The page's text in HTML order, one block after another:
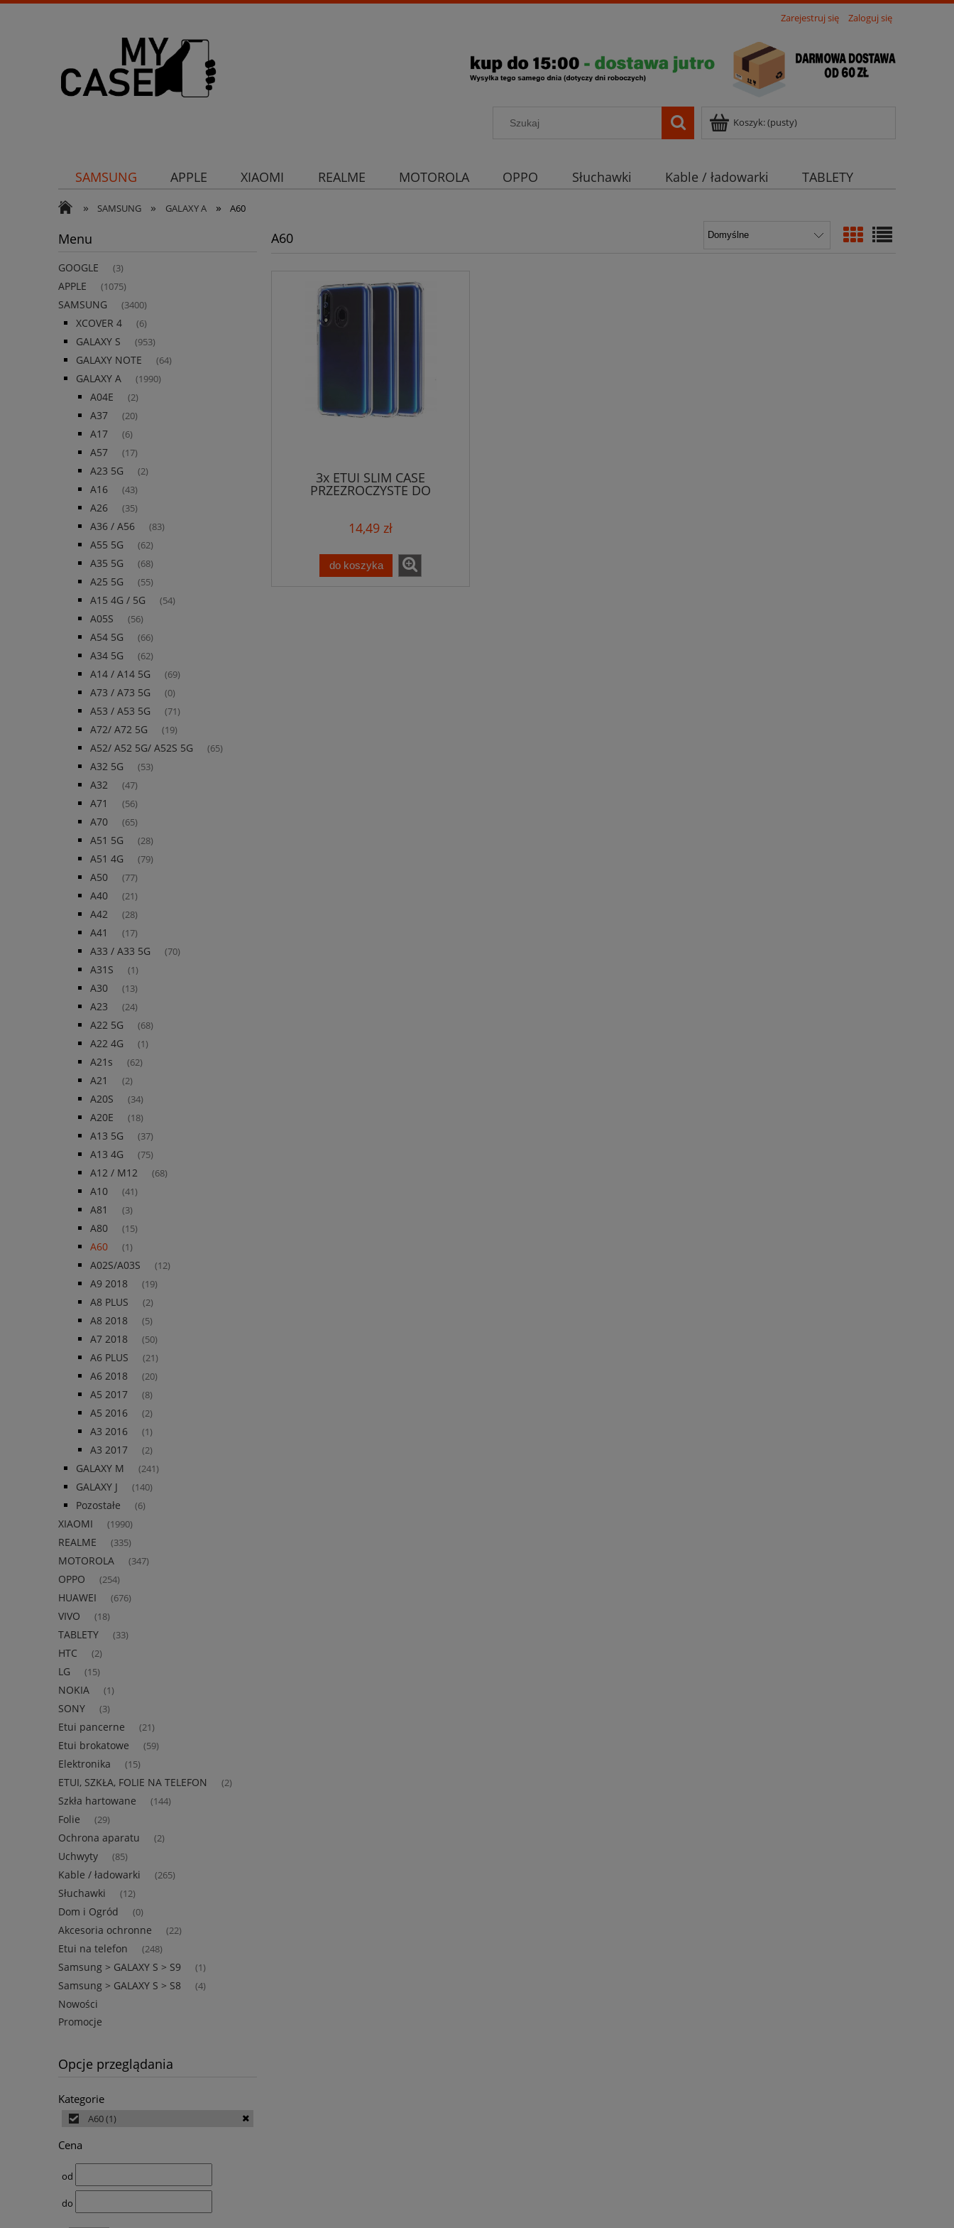
Zarejestruj się Zaloguj się
Koszyk:(pusty)
SAMSUNG APPLE XIAOMI REALME MOTOROLA OPPO Słuchawki Kable / ładowarki
TABLETY
Uchwyty
Ochrona aparatu
» SAMSUNG » GALAXY A » A60
Menu
GOOGLE (3)
APPLE (1075)
SAMSUNG (3400)
XCOVER 4 (6)
GALAXY S (953)
GALAXY NOTE (64)
GALAXY A (1990)
A04E (2)
A37 (20)
A17 (6)
A57 (17)
A23 5G (2)
A16 (43)
A26 (35)
A36 / A56 (83)
A55 5G (62)
A35 5G (68)
A25 5G (55)
A15 4G / 5G (54)
A05S (56)
A54 5G (66)
A34 5G (62)
A14 / A14 5G (69)
A73 / A73 5G (0)
A53 / A53 5G (71)
A72/ A72 5G (19)
A52/ A52 5G/ A52S 5G (65)
A32 5G (53)
A32 (47)
A71 (56)
A70 (65)
A51 5G (28)
A51 4G (79)
A50 (77)
A40 (21)
A42 (28)
A41 (17)
A33 / A33 5G (70)
A31S (1)
A30 (13)
A23 (24)
A22 5G (68)
A22 4G (1)
A21s (62)
A21 (2)
A20S (34)
A20E (18)
A13 5G (37)
A13 4G (75)
A12 / M12 (68)
A10 (41)
A81 (3)
A80 (15)
A60 (1)
A02S/A03S (12)
A9 2018 (19)
A8 PLUS (2)
A8 2018 (5)
A7 2018 (50)
A6 PLUS (21)
A6 2018 (20)
A5 2017 (8)
A5 2016 (2)
A3 2016 (1)
A3 2017 (2)
GALAXY M (241)
GALAXY J (140)
Pozostałe (6)
XIAOMI (1990)
REALME (335)
MOTOROLA (347)
OPPO (254)
HUAWEI (676)
VIVO (18)
TABLETY (33)
HTC (2)
LG (15)
NOKIA (1)
SONY (3)
Etui pancerne (21)
Etui brokatowe (59)
Elektronika (15)
ETUI, SZKŁA, FOLIE NA TELEFON (2)
Szkła hartowane (144)
Folie (29)
Ochrona aparatu (2)
Uchwyty (85)
Kable / ładowarki (265)
Słuchawki (12)
Dom i Ogród (0)
Akcesoria ochronne (22)
Etui na telefon (248)
Samsung > GALAXY S > S9 (1)
Samsung > GALAXY S > S8 (4)
Nowości
Promocje
Opcje przeglądania
Kategorie
A60(1)
Cena
od
do
A60
3x ETUI SLIM CASE
PRZEZROCZYSTE DO
14,49 zł
do koszyka